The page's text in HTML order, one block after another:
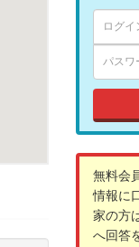
無料会
情報に
家の方
へ回答